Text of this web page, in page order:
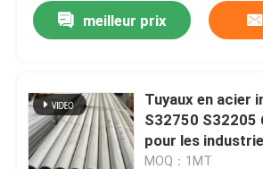
meilleur prix
Tuyaux en acier
S32750 S32205
pour les
MOQ：1MT